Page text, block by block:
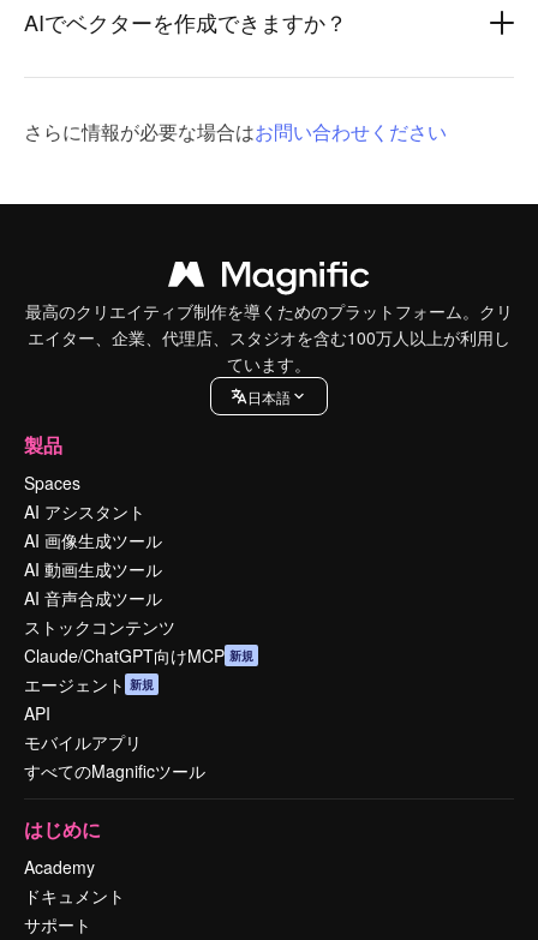
AIでベクターを作成できますか？
さらに情報が必要な場合はお問い合わせください
最高のクリエイティブ制作を導くためのプラットフォーム。クリ
エイター、企業、代理店、スタジオを含む100万人以上が利用し
ています。
日本語
製品
Spaces
AI アシスタント
AI 画像生成ツール
AI 動画生成ツール
AI 音声合成ツール
ストックコンテンツ
Claude/ChatGPT向けMCP 新規
エージェント 新規
API
モバイルアプリ
すべてのMagnificツール
はじめに
Academy
ドキュメント
サポート